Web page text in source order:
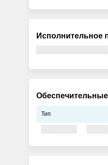
Исполнительное
Тип